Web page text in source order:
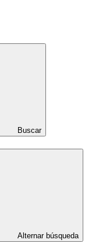
Buscar
Alternar búsqueda